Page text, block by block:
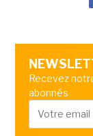
Recevez
abonnés